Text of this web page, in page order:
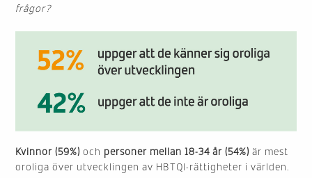
frågor?
Kvinnor (59%) och personer mellan 18-34 år (54%) är mest
oroliga över utvecklingen av HBTQI-rättigheter i världen.